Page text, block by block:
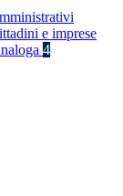
e imprese
4